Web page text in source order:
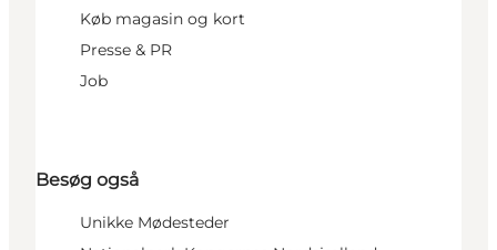
Køb magasin og kort
Presse & PR
Job
Besøg også
Unikke Mødesteder